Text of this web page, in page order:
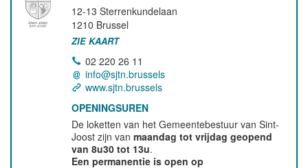
12-13 Sterrenkundelaan
1210 Brussel
ZIE KAART
02 220 26 11
info@sjtn.brussels
www.sjtn.brussels
OPENINGSUREN
De loketten van het Gemeentebestuur van Sint-
Joost zijn vanmaandag tot vrijdag geopend
van 8u30 tot 13u.
Een permanentie is open op